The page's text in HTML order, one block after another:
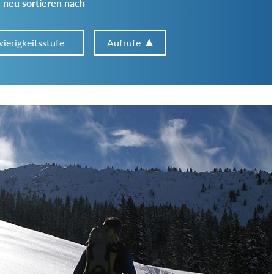
neu sortieren nach
Aufrufe
Art der Tour:
Schwierigkeitsgrad:
von
bis
Kondition (Tourdauer):